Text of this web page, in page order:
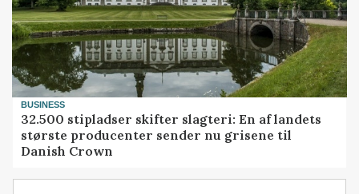
BUSINESS
32.500 stipladser skifter slagteri: En af landets
største producenter sender nu grisene til
Danish Crown